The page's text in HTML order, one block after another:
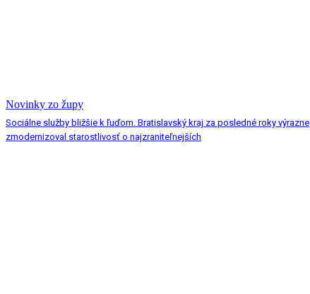
Novinky zo župy
Sociálne služby bližšie k ľuďom. Bratislavský kraj za posledné roky výrazne
zmodernizoval starostlivosť o najzraniteľnejších